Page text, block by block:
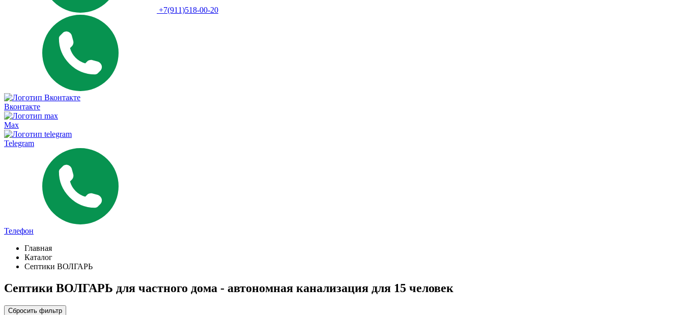
+7(911)518-00-20
Вконтакте
Max
Telegram
Телефон
Главная
Каталог
Септики ВОЛГАРЬ
Септики ВОЛГАРЬ для частного дома - автономная канализация для 15 человек
Сбросить фильтр